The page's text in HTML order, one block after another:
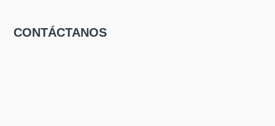
CONTÁCTANOS